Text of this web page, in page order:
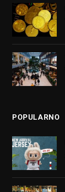
POPULARNO